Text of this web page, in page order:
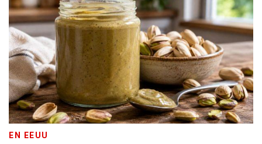
EN EEUU